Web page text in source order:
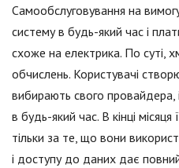
Самообслуговування на
систему в будь-який час і
схоже на електрика. По суті,
обчислень. Користувачі
вибирають свого провайдера,
в будь-який час. В кінці
тільки за те, що вони
і доступу до даних дає